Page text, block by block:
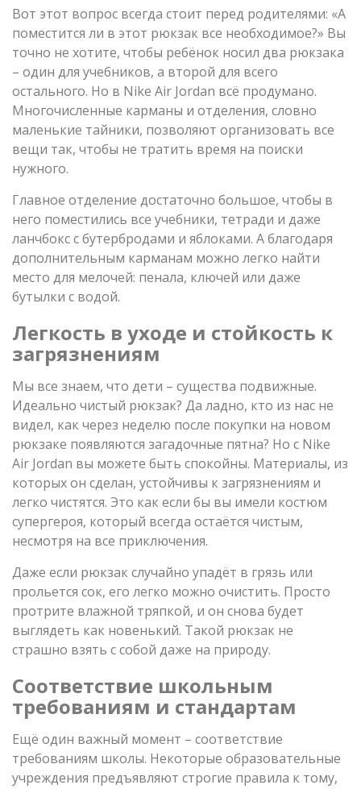
Вот этот вопрос всегда стоит перед родителями: «А
поместится ли в этот рюкзак все необходимое?» Вы
точно не хотите, чтобы ребёнок носил два рюкзака
– один для учебников, а второй для всего
остального. Но в Nike Air Jordan всё продумано.
Многочисленные карманы и отделения, словно
маленькие тайники, позволяют организовать все
вещи так, чтобы не тратить время на поиски
нужного.
Главное отделение достаточно большое, чтобы в
него поместились все учебники, тетради и даже
ланчбокс с бутербродами и яблоками. А благодаря
дополнительным карманам можно легко найти
место для мелочей: пенала, ключей или даже
бутылки с водой.
Легкость в уходе и стойкость к
загрязнениям
Мы все знаем, что дети – существа подвижные.
Идеально чистый рюкзак? Да ладно, кто из нас не
видел, как через неделю после покупки на новом
рюкзаке появляются загадочные пятна? Но с Nike
Air Jordan вы можете быть спокойны. Материалы, из
которых он сделан, устойчивы к загрязнениям и
легко чистятся. Это как если бы вы имели костюм
супергероя, который всегда остаётся чистым,
несмотря на все приключения.
Даже если рюкзак случайно упадёт в грязь или
прольется сок, его легко можно очистить. Просто
протрите влажной тряпкой, и он снова будет
выглядеть как новенький. Такой рюкзак не
страшно взять с собой даже на природу.
Соответствие школьным
требованиям и стандартам
Ещё один важный момент – соответствие
требованиям школы. Некоторые образовательные
учреждения предъявляют строгие правила к тому,